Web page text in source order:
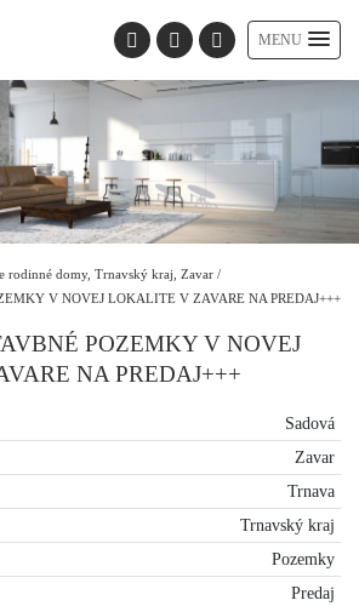
MENU
rodinné domy, Trnavský kraj, Zavar /
V NOVEJ LOKALITE V ZAVARE NA PREDAJ+++
POZEMKY V NOVEJ
NA PREDAJ+++
Sadová
Zavar
Trnava
Trnavský kraj
Pozemky
Predaj